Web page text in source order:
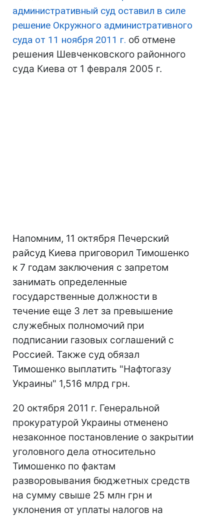
административный суд оставил в силе
решение Окружного административного
суда от 11 ноября 2011 г. об отмене
решения Шевченковского районного
суда Киева от 1 февраля 2005 г.
Напомним, 11 октября Печерский
райсуд Киева приговорил Тимошенко
к 7 годам заключения с запретом
занимать определенные
государственные должности в
течение еще 3 лет за превышение
служебных полномочий при
подписании газовых соглашений с
Россией. Также суд обязал
Тимошенко выплатить "Нафтогазу
Украины" 1,516 млрд грн.
20 октября 2011 г. Генеральной
прокуратурой Украины отменено
незаконное постановление о закрытии
уголовного дела относительно
Тимошенко по фактам
разворовывания бюджетных средств
на сумму свыше 25 млн грн и
уклонения от уплаты налогов на